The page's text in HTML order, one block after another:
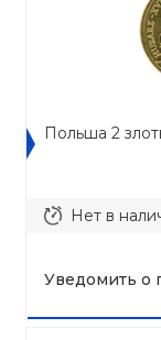
Польша 2
Нет в
Уведомить о